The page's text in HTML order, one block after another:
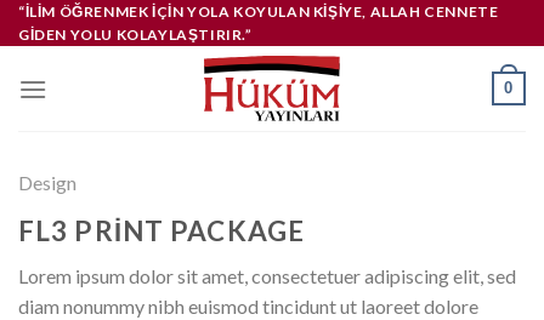
İçeriğe
atla
“İLIM ÖĞRENMEK IÇIN YOLA KOYULAN KIŞIYE, ALLAH CENNETE
GIDEN YOLU KOLAYLAŞTIRIR.”
0
Design
FL3 PRINT PACKAGE
Lorem ipsum dolor sit amet, consectetuer adipiscing elit, sed
diam nonummy nibh euismod tincidunt ut laoreet dolore